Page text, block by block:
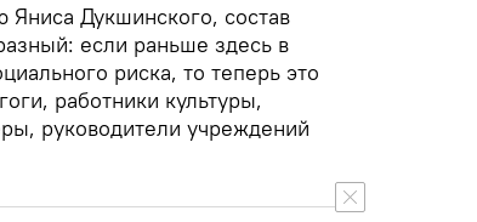
Дукшинского, состав
если раньше здесь в
риска, то теперь это
работники культуры,
руководители учреждений